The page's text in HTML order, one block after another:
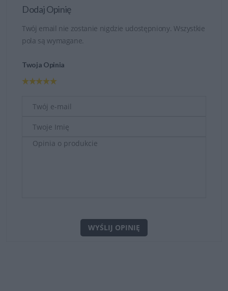
Dodaj Opinię
Twój email nie zostanie nigdzie udostępniony. Wszystkie
pola są wymagane.
Twoja Opinia
WYŚLIJ OPINIĘ